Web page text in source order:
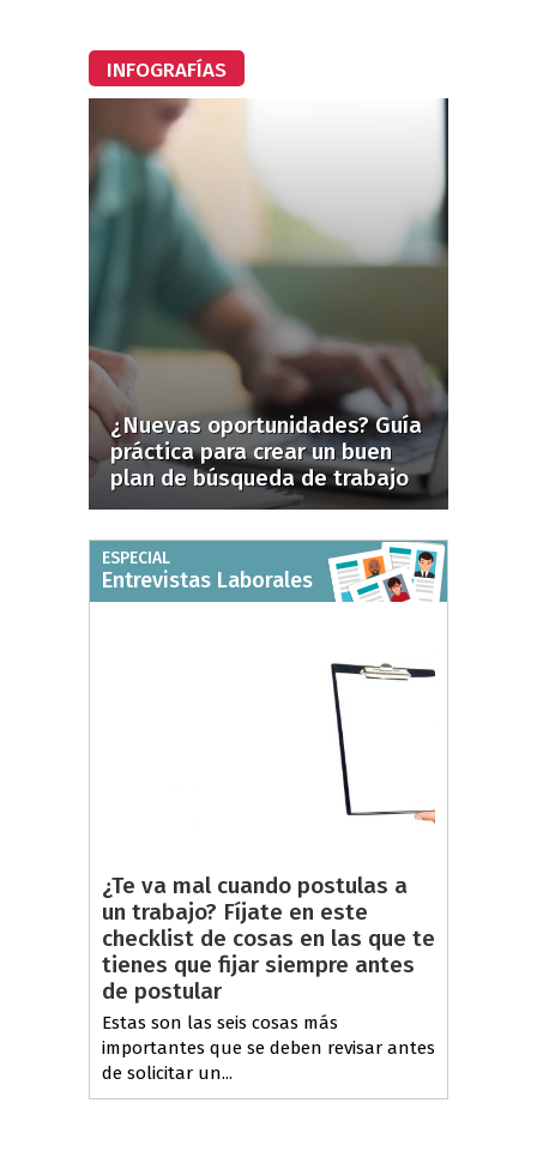
INFOGRAFÍAS
¿Nuevas oportunidades? Guía
práctica para crear un buen
plan de búsqueda de trabajo
ESPECIAL
Entrevistas Laborales
¿Te va mal cuando postulas a
un trabajo? Fíjate en este
checklist de cosas en las que te
tienes que fijar siempre antes
de postular
Estas son las seis cosas más
importantes que se deben revisar antes
de solicitar un...